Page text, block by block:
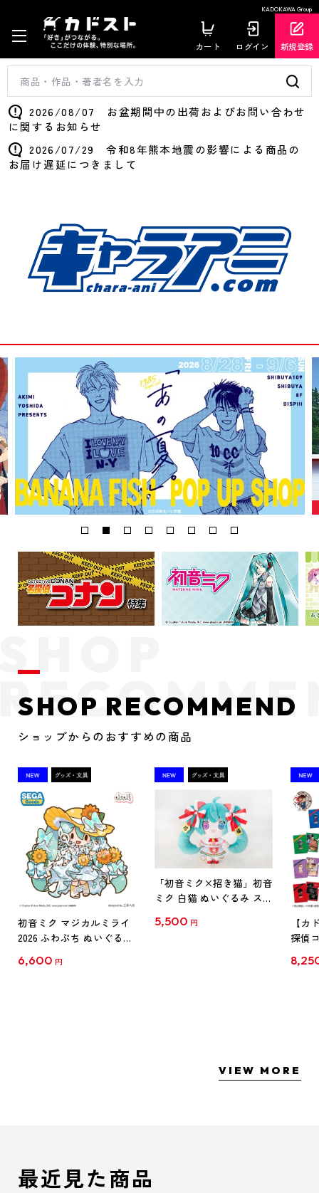
KADOKAWA Group
カート ログイン 新規登録
2026/08/07 お盆期間中の出荷およびお問い合わせ
に関するお知らせ
2026/07/29 令和8年熊本地震の影響による商品の
お届け遅延につきまして
SHOP RECOMMEND
ショップからのおすすめの商品
初音ミク マジカルミライ
2026 ふわぷち ぬいぐるみ
6,600 円
「初音ミク×招き猫」初音
ミク 白猫 ぬいぐるみ スタ
5,500 円
【カ
探偵
クリ
VIEW MORE
最近見た商品